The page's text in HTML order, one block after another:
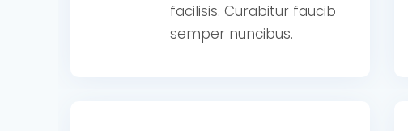
facilisis. Curabitur faucib
semper nuncibus.